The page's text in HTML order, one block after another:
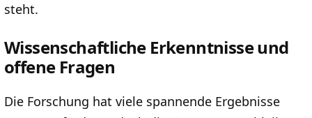
steht.
Wissenschaftliche Erkenntnisse und
offene Fragen
Die Forschung hat viele spannende Ergebnisse